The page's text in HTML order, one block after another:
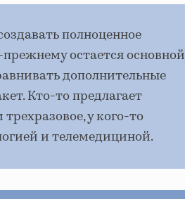
полноценное
остается основной
дополнительные
Кто-то предлагает
у кого-то
и телемедициной.